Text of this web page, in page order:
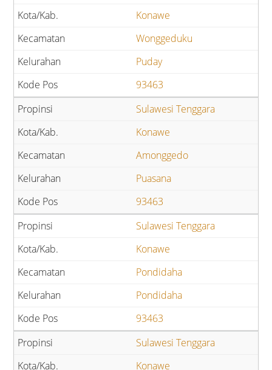
Konawe
Wonggeduku
Puday
93463
Sulawesi Tenggara
Konawe
Amonggedo
Puasana
93463
Sulawesi Tenggara
Konawe
Pondidaha
Pondidaha
93463
Sulawesi Tenggara
Konawe